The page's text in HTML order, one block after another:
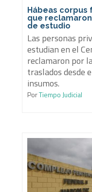
Hábeas corpus
que
de estudio
Las personas
estudian en el
reclamaron por
traslados desde
insumos.
PorTiempo Judicial